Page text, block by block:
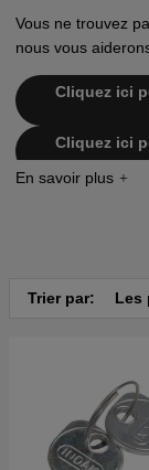
Vous ne trouvez
nous vous
Cliquez ici
Cliquez ici
Trier par: Les